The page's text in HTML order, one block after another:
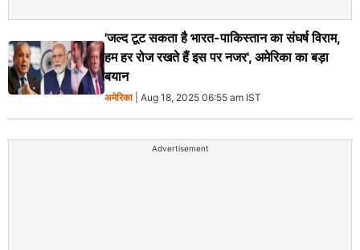
'जल्द टूट सकता है भारत-पाकिस्तान का संघर्ष विराम,
हम हर रोज रखते हैं इस पर नजर', अमेरिका का बड़ा
बयान
अमेरिका| Aug 18, 2025 06:55 am IST
Advertisement